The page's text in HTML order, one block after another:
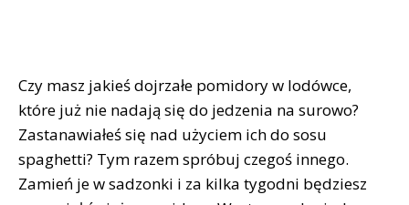
Czy masz jakieś dojrzałe pomidory w lodówce,
które już nie nadają się do jedzenia na surowo?
Zastanawiałeś się nad użyciem ich do sosu
spaghetti? Tym razem spróbuj czegoś innego.
Zamień je w sadzonki i za kilka tygodni będziesz